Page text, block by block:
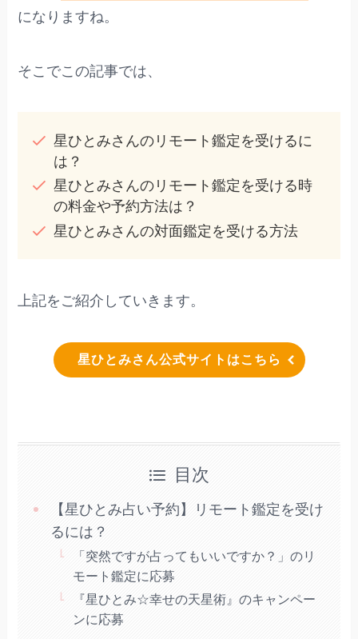
になりますね。
そこでこの記事では、
星ひとみさんのリモート鑑定を受けるに
は？
星ひとみさんのリモート鑑定を受ける時
の料金や予約方法は？
星ひとみさんの対面鑑定を受ける方法
上記をご紹介していきます。
星ひとみさん公式サイトはこちら
目次
【星ひとみ占い予約】リモート鑑定を受け
るには？
「突然ですが占ってもいいですか？」のリ
モート鑑定に応募
『星ひとみ☆幸せの天星術』のキャンペー
ンに応募